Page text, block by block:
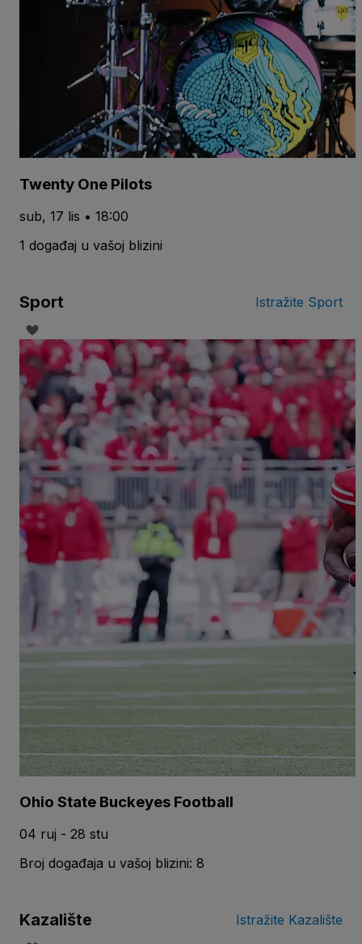
Twenty One Pilots
sub, 17 lis • 18:00
1 događaj u vašoj blizini
Sport Istražite Sport
Ohio State Buckeyes Football
04 ruj - 28 stu
Broj događaja u vašoj blizini: 8
Kazalište Istražite Kazalište